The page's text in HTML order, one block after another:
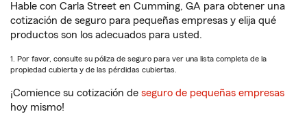
Hable con Carla Street en Cumming, GA para obtener una
cotización de seguro para pequeñas empresas y elija qué
productos son los adecuados para usted.
1. Por favor, consulte su póliza de seguro para ver una lista completa de la
propiedad cubierta y de las pérdidas cubiertas.
¡Comience su cotización de seguro de pequeñas empresas
hoy mismo!